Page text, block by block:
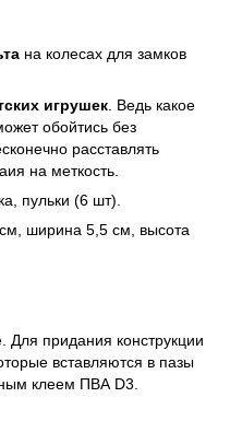
на колесах для замков
игрушек . Ведь какое
обойтись без
расставлять
на меткость.
пульки (6 шт).
ширина 5,5 см, высота
Для придания конструкции
вставляются в пазы
клеем ПВА D3.